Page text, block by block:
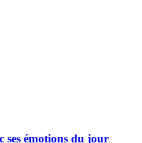
ses émotions du jour